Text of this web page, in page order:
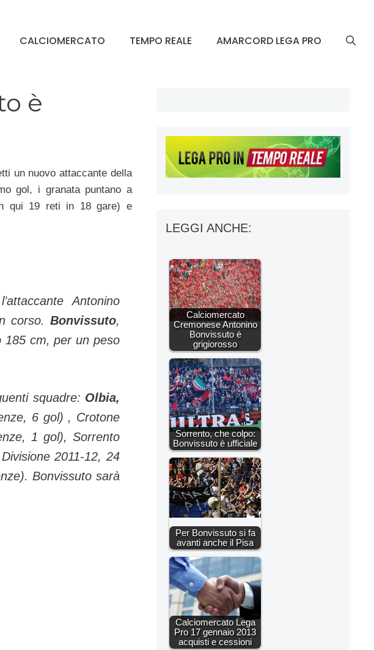
CALCIOMERCATO TEMPO REALE AMARCORD LEGA PRO
è
un nuovo attaccante della
gol, i granata puntano a
qui 19 reti in 18 gare) e
Antonino
corso. Bonvissuto,
185 cm, per un peso
squadre: Olbia,
6 gol) , Crotone
1 gol), Sorrento
2011-12, 24
Bonvissuto sarà
LEGGI ANCHE:
Calciomercato
Cremonese Antonino
Bonvissuto è
grigiorosso
Sorrento, che colpo:
Bonvissuto è ufficiale
Per Bonvissuto si fa
avanti anche il Pisa
Calciomercato Lega
Pro 17 gennaio 2013
acquisti e cessioni